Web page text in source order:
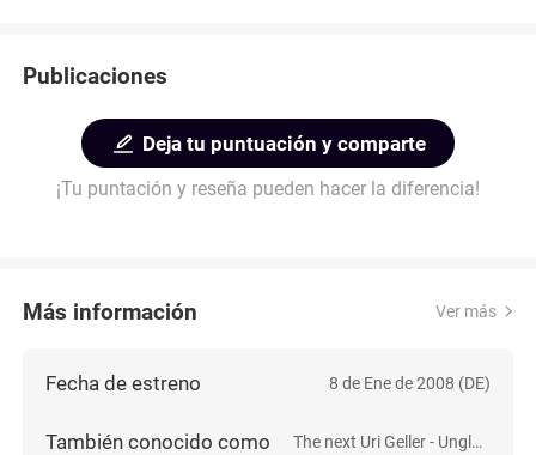
Publicaciones
Deja tu puntuación y comparte
¡Tu puntación y reseña pueden hacer la diferencia!
Más información Ver más
Fecha de estreno 8 de Ene de 2008 (DE)
También conocido como The next Uri Geller - Unglaubliche Phänomene live